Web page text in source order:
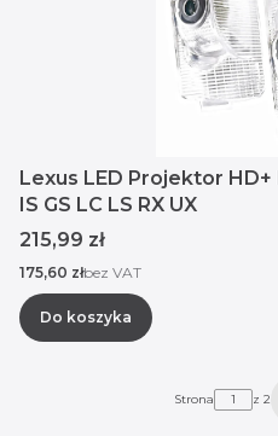
Lexus LED Projektor HD+
IS GS LC LS RX UX
Cena
215,99 zł
Cena
175,60 złbez VAT
Do koszyka
Strona z 2